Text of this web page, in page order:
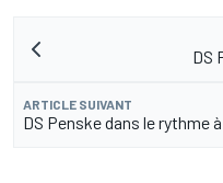
DS
ARTICLE SUIVANT
DS Penske dans le rythme